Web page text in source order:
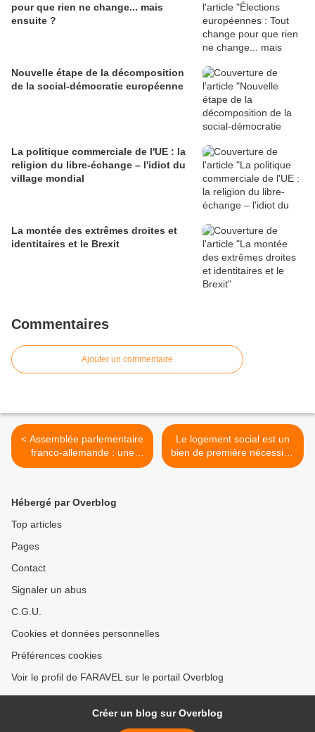
pour que rien ne change... mais
ensuite ?
Nouvelle étape de la décomposition
de la social-démocratie européenne
La politique commerciale de l'UE : la
religion du libre-échange – l'idiot du
village mondial
La montée des extrêmes droites et
identitaires et le Brexit
Commentaires
Ajouter un commentaire
< Assemblée parlementaire
franco-allemande : une
démarche politique à
Le logement social est un
bien de première nécessité,
baissons la TVA à 5,5% !
Hébergé par Overblog
Top articles
Pages
Contact
Signaler un abus
C.G.U.
Cookies et données personnelles
Préférences cookies
Voir le profil de FARAVEL sur le portail Overblog
Créer un blog sur Overblog